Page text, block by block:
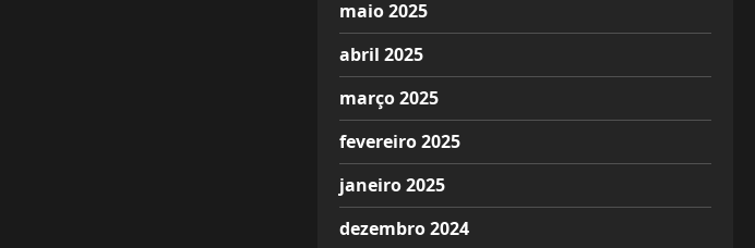
maio 2025
abril 2025
março 2025
fevereiro 2025
janeiro 2025
dezembro 2024